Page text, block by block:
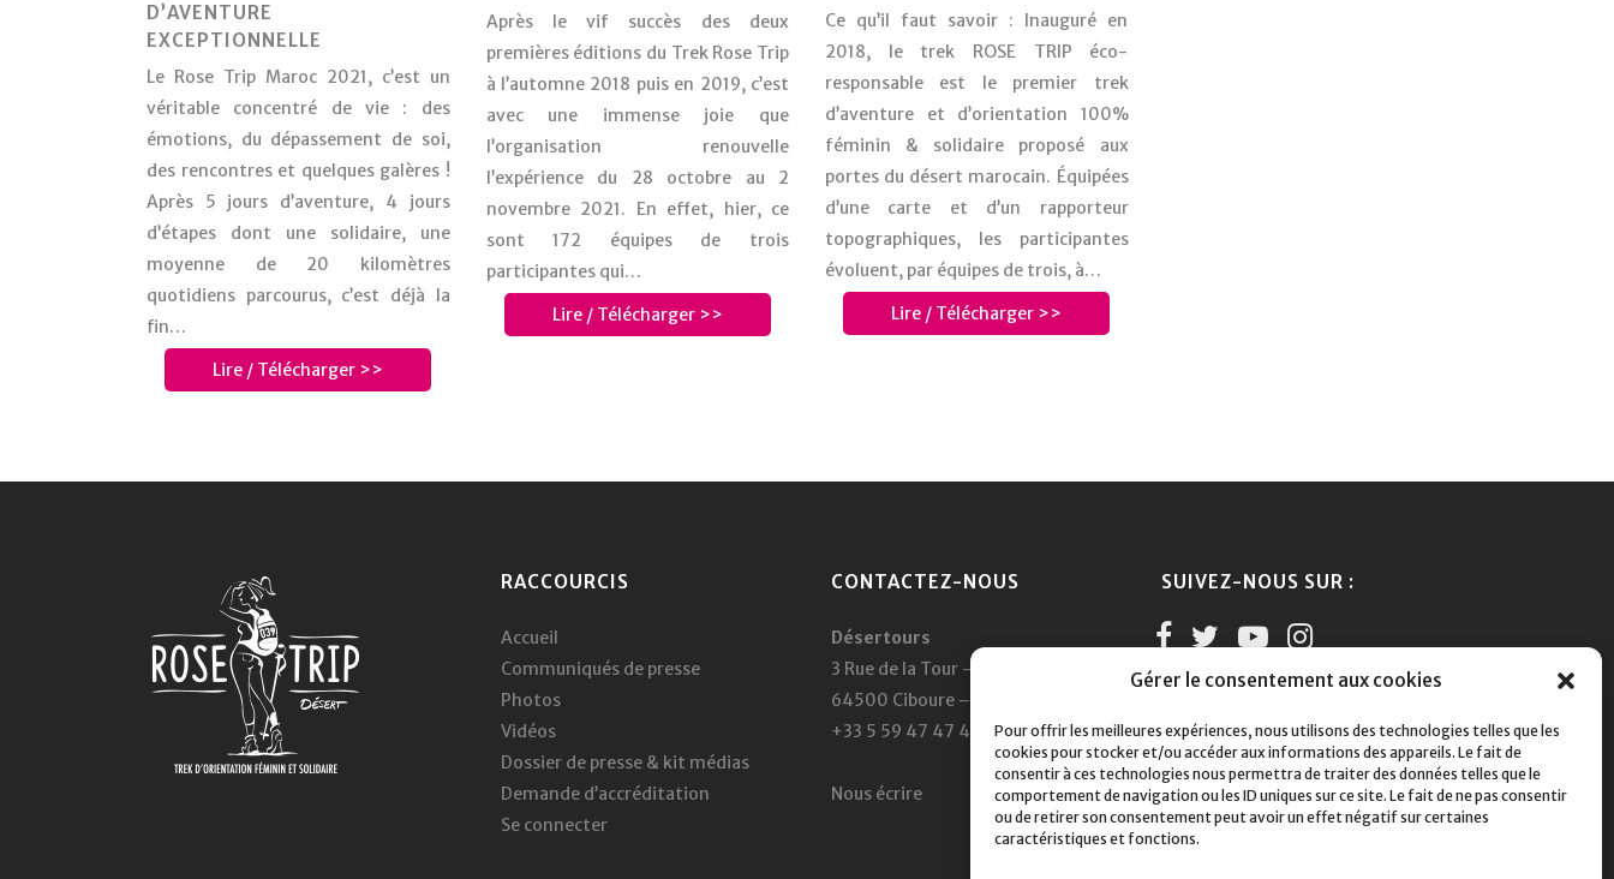
Gérer le consentement aux cookies
Pour offrir les meilleures expériences, nous utilisons des technologies telles que les
cookies pour stocker et/ou accéder aux informations des appareils. Le fait de
consentir à ces technologies nous permettra de traiter des données telles que le
comportement de navigation ou les ID uniques sur ce site. Le fait de ne pas consentir
ou de retirer son consentement peut avoir un effet négatif sur certaines
caractéristiques et fonctions.
D’AVENTURE
EXCEPTIONNELLE
Le Rose Trip Maroc 2021, c’est un
véritable concentré de vie : des
émotions, du dépassement de soi,
des rencontres et quelques galères !
Après 5 jours d’aventure, 4 jours
d’étapes dont une solidaire, une
moyenne de 20 kilomètres
quotidiens parcourus, c’est déjà la
fin…
Lire / Télécharger >>
Après le vif succès des deux
premières éditions du Trek Rose Trip
à l’automne 2018 puis en 2019, c’est
avec une immense joie que
l’organisation renouvelle
l’expérience du 28 octobre au 2
novembre 2021. En effet, hier, ce
sont 172 équipes de trois
participantes qui…
Lire / Télécharger >>
Ce qu’il faut savoir : Inauguré en
2018, le trek ROSE TRIP éco-
responsable est le premier trek
d’aventure et d’orientation 100%
féminin & solidaire proposé aux
portes du désert marocain. Équipées
d’une carte et d’un rapporteur
topographiques, les participantes
évoluent, par équipes de trois, à…
Lire / Télécharger >>
RACCOURCIS
Accueil
Communiqués de presse
Photos
Vidéos
Dossier de presse & kit médias
Demande d’accréditation
Se connecter
CONTACTEZ-NOUS
Désertours
3 Rue de la Tour – BP 331
64500 Ciboure – France
+33 5 59 47 47 47
Nous écrire
SUIVEZ-NOUS SUR :